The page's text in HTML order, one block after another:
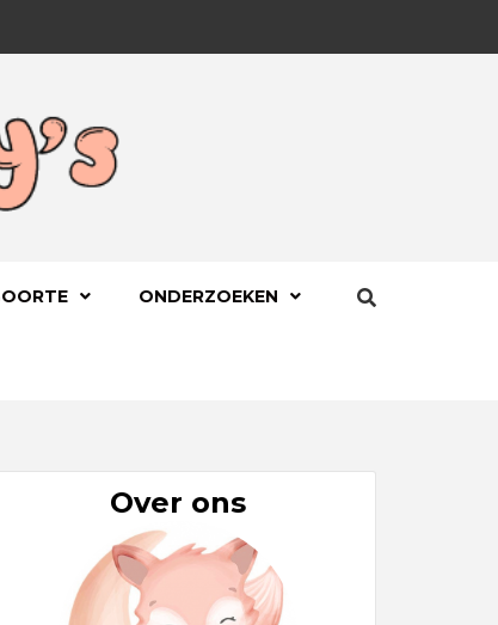
ONDERZOEKEN
Over ons